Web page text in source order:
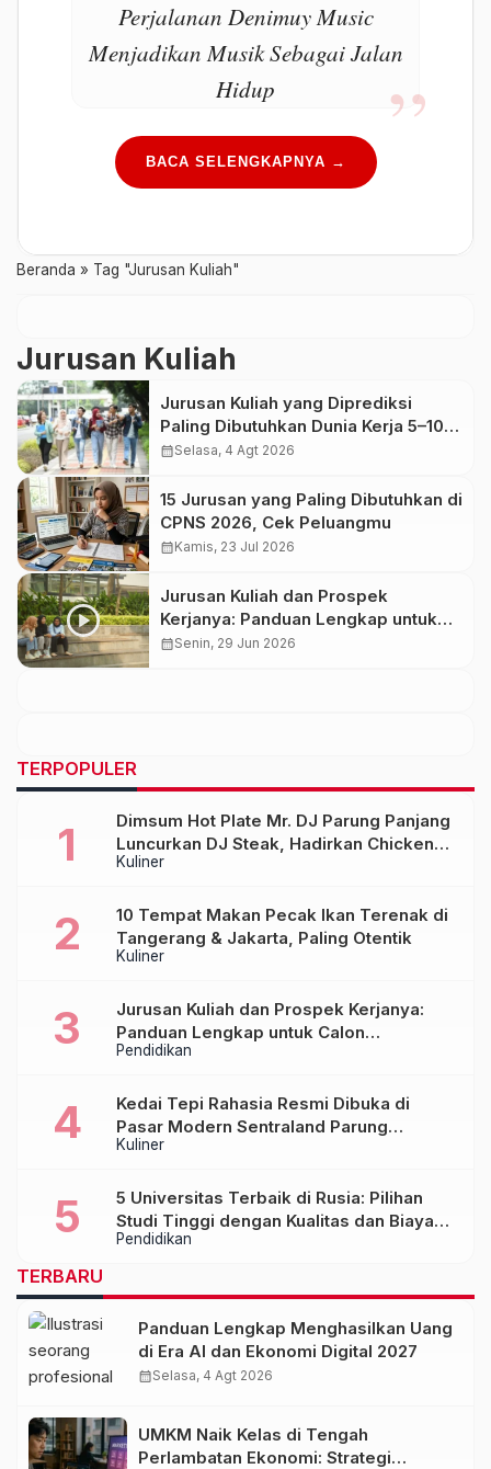
Perjalanan Denimuy Music
Menjadikan Musik Sebagai Jalan
Hidup
BACA SELENGKAPNYA →
Beranda » Tag "Jurusan Kuliah"
Jurusan Kuliah
Jurusan Kuliah yang Diprediksi
Paling Dibutuhkan Dunia Kerja 5–10
Tahun ke Depan
calendar_monthSelasa, 4 Agt 2026
15 Jurusan yang Paling Dibutuhkan di
CPNS 2026, Cek Peluangmu
calendar_monthKamis, 23 Jul 2026
Jurusan Kuliah dan Prospek
Kerjanya: Panduan Lengkap untuk
Calon Mahasiswa
calendar_monthSenin, 29 Jun 2026
TERPOPULER
Kuliner
Dimsum Hot Plate Mr. DJ Parung Panjang
Luncurkan DJ Steak, Hadirkan Chicken
Steak Orisinal di Atas Hot Plate
Kuliner
10 Tempat Makan Pecak Ikan Terenak di
Tangerang & Jakarta, Paling Otentik
Pendidikan
Jurusan Kuliah dan Prospek Kerjanya:
Panduan Lengkap untuk Calon
Mahasiswa
Kuliner
Kedai Tepi Rahasia Resmi Dibuka di
Pasar Modern Sentraland Parung
Panjang, Hadirkan Sambal Rempah
Pendidikan
5 Universitas Terbaik di Rusia: Pilihan
Studi Tinggi dengan Kualitas dan Biaya
Terjangkau
TERBARU
Panduan Lengkap Menghasilkan Uang
di Era AI dan Ekonomi Digital 2027
calendar_monthSelasa, 4 Agt 2026
UMKM Naik Kelas di Tengah
Perlambatan Ekonomi: Strategi